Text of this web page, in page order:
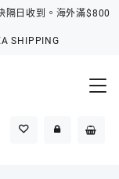
隔日收到。海外滿$800
SHIPPING